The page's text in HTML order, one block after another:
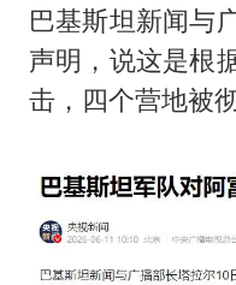
巴基斯坦新闻与
声明，说这是根
击，四个营地被